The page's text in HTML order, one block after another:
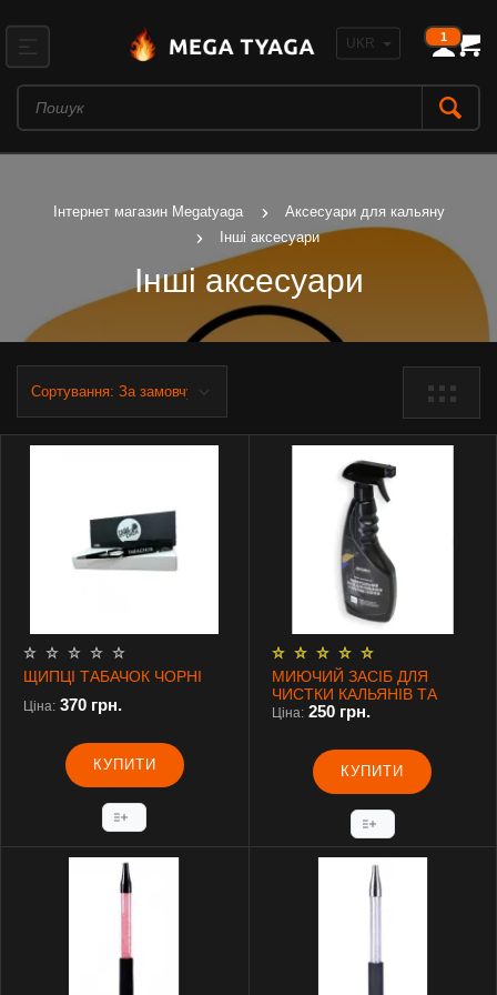
1
Інтернет магазин Megatyaga
Аксесуари для кальяну
Інші аксесуари
Інші аксесуари
ЩИПЦІ ТАБАЧОК ЧОРНІ
Ціна: 370 грн.
КУПИТИ
МИЮЧИЙ ЗАСІБ ДЛЯ
ЧИСТКИ КАЛЬЯНІВ ТА
БОНГІВ, 500 МЛ
Ціна: 250 грн.
КУПИТИ